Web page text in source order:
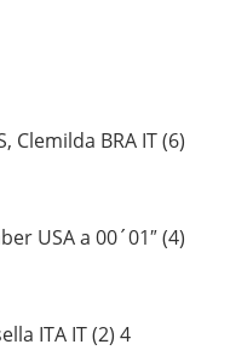
Clemilda BRA IT (6)
USA a 00´01″ (4)
ITA IT (2) 4